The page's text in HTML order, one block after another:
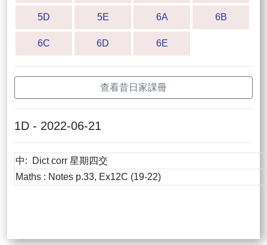
5D 5E 6A 6B
6C 6D 6E
查看昔日家課冊
1D - 2022-06-21
中: Dict corr 星期四交
Maths : Notes p.33, Ex12C (19-22)